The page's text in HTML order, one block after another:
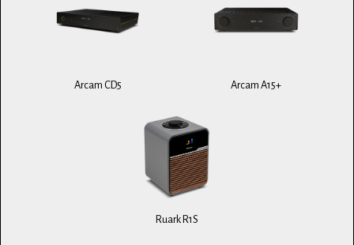
Arcam CD5 Arcam A15+
Ruark R1S